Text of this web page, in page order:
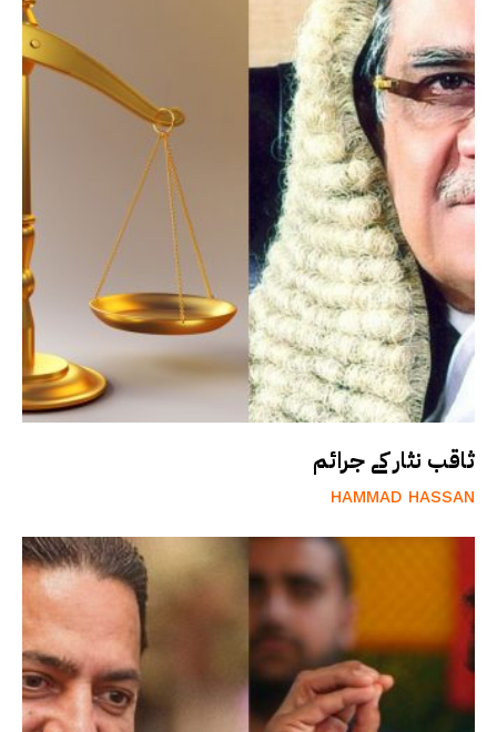
ثاقب نثار کے جرائم
HAMMAD HASSAN